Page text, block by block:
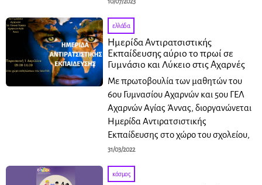
ελλάδα
Ημερίδα Αντιρατσιστικής
Εκπαίδευσης αύριο το πρωί σε
Γυμνάσιο και Λύκειο στις Αχαρνές
Με πρωτοβουλία των μαθητών του
6ου Γυμνασίου Αχαρνών και 5ου ΓΕΛ
Αχαρνών Αγίας Άννας, διοργανώνεται
Ημερίδα Αντιρατσιστικής
Εκπαίδευσης στο χώρο του σχολείου,
31/03/2022
κόσμος